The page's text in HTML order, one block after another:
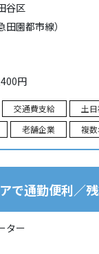
谷区
園都市線）
円
交通費支給
土
老舗企業 複
通勤便利／残
ター